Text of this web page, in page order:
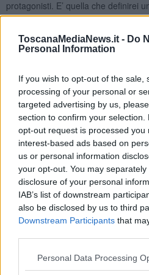
ToscanaMediaNews.it - Do
Personal Information
If you wish to opt-out of the sale,
processing of your personal or
targeted advertising by us,
section to confirm your
opt-out request is processed you
interest-based ads based on
us or personal information
your opt-out. You may
disclosure of your personal
IAB’s list of downstream
also be disclosed by us to third
Downstream Participants that
Personal Data Processing
protagonisti. E’ quella che definirei
con la sola sicurezza indiziaria
sostenere che sia stata una
persone in duomo a San Miniato
schegge non è mai stata fatta. Si sa
batterie puntavano sulla città), si
tedeschi ordinarono lo
concentrazione dei civili inermi in
duomo e da lì in chiesa. Quindi i
luglio del ’44 San Miniato,
popolazione in duomo e furono,
dell’eccidio. Gli americani, che
cannoneggiavano la città, uccisero
nemici avevano esposto al loro
Quindi anche se la gente preferisce
colpevole, brutto e cattivo e
così,siamo di fronte ad una
E’ chiaro che la prima lapide
alla presenza diFerruccio Parri),